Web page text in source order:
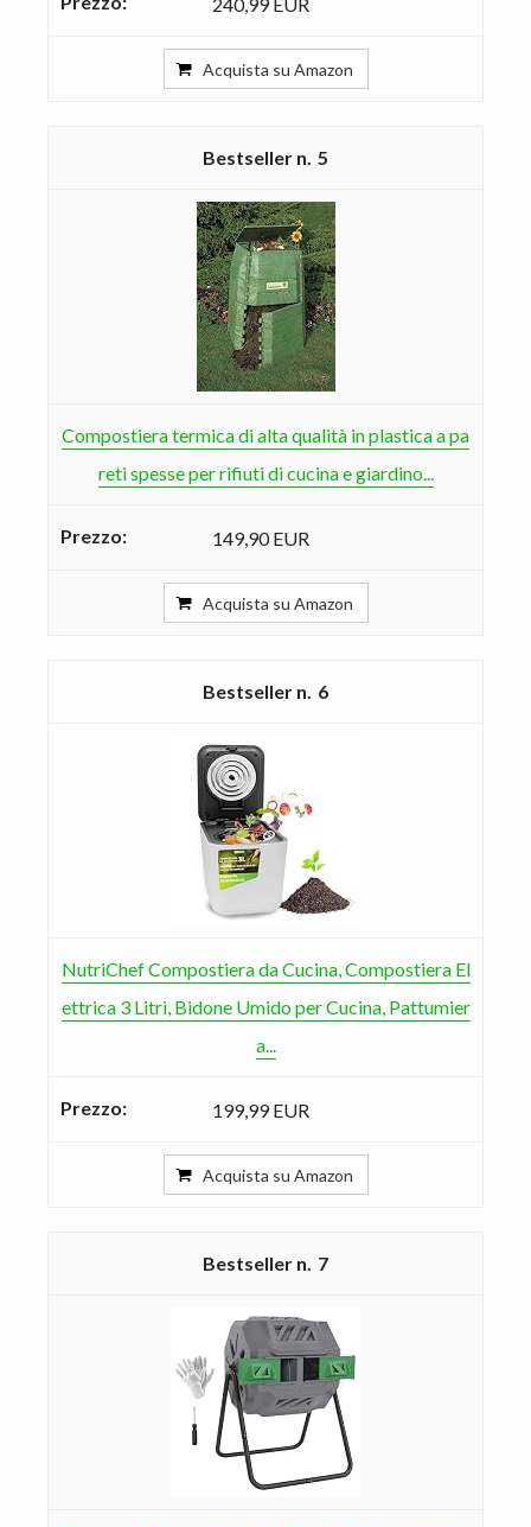
Acquista su Amazon
5
Compostiera termica di alta qualità in plastica a pa
reti spesse per rifiuti di cucina e giardino...
149,90 EUR
Acquista su Amazon
6
NutriChef Compostiera da Cucina, Compostiera El
ettrica 3 Litri, Bidone Umido per Cucina, Pattumier
a...
199,99 EUR
Acquista su Amazon
7